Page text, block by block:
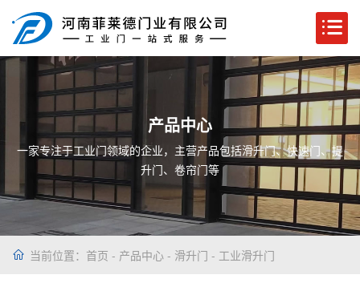
产品中心
一家专注于工业门领域的企业，主营产品包括滑升门、快速门、提
升门、卷帘门等
当前位置： 首页 - 产品中心 - 滑升门 - 工业滑升门